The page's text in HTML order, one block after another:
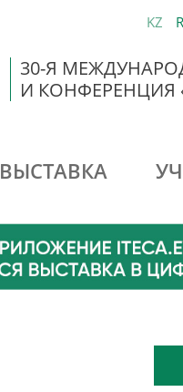
KZ
30-Я
И КОНФЕРЕНЦИЯ
ВЫСТАВКА